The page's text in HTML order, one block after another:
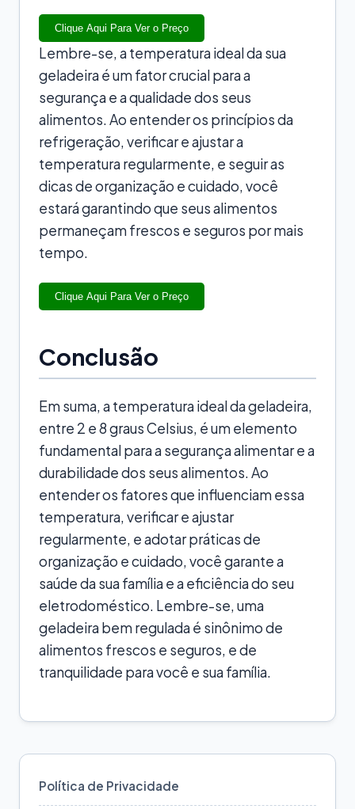
Clique Aqui Para Ver o Preço
Lembre-se, a temperatura ideal da sua
geladeira é um fator crucial para a
segurança e a qualidade dos seus
alimentos. Ao entender os princípios da
refrigeração, verificar e ajustar a
temperatura regularmente, e seguir as
dicas de organização e cuidado, você
estará garantindo que seus alimentos
permaneçam frescos e seguros por mais
tempo.
Clique Aqui Para Ver o Preço
Conclusão
Em suma, a temperatura ideal da geladeira,
entre 2 e 8 graus Celsius, é um elemento
fundamental para a segurança alimentar e a
durabilidade dos seus alimentos. Ao
entender os fatores que influenciam essa
temperatura, verificar e ajustar
regularmente, e adotar práticas de
organização e cuidado, você garante a
saúde da sua família e a eficiência do seu
eletrodoméstico. Lembre-se, uma
geladeira bem regulada é sinônimo de
alimentos frescos e seguros, e de
tranquilidade para você e sua família.
Política de Privacidade